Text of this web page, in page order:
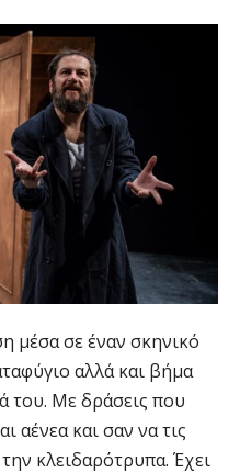
μέσα σε έναν σκηνικό
αλλά και βήμα
του. Με δράσεις που
αένεα και σαν να τις
κλειδαρότρυπα. Έχει